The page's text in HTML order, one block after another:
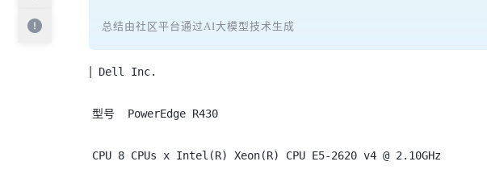
总结由社区平台通过AI大模型技术生成
| Dell Inc.
型号 PowerEdge R430
CPU 8 CPUs x Intel(R) Xeon(R) CPU E5-2620 v4 @ 2.10GHz